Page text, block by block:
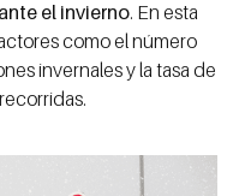
el invierno. En esta
como el número
invernales y la tasa de